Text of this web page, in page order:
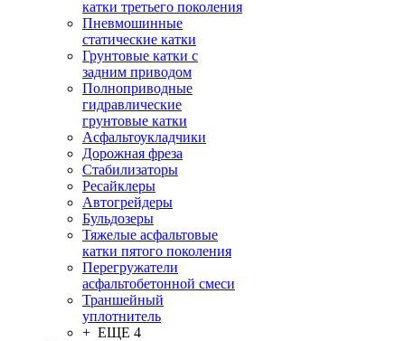
катки третьего поколения
Пневмошинные
статические катки
Грунтовые катки с
задним приводом
Полноприводные
гидравлические
грунтовые катки
Асфальтоукладчики
Дорожная фреза
Стабилизаторы
Ресайклеры
Автогрейдеры
Бульдозеры
Тяжелые асфальтовые
катки пятого поколения
Перегружатели
асфальтобетонной смеси
Траншейный
уплотнитель
+ ЕЩЕ 4